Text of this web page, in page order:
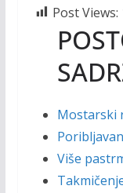
Post Views:
Mostarski
Više